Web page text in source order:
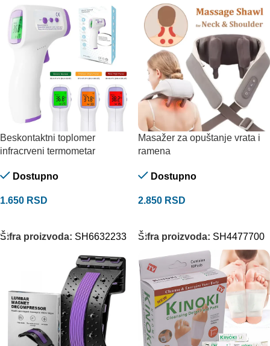
Beskontaktni toplomer
infracrveni termometar
Dostupno
1.650 RSD
Šifra proizvoda: SH6632233
Masažer za opuštanje vrata i
ramena
Dostupno
2.850 RSD
Šifra proizvoda: SH4477700